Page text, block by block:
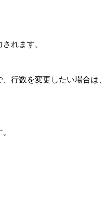
れます。
行数を変更したい場合は